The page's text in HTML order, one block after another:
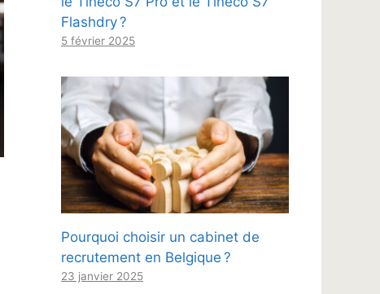
Flashdry ?
5 février 2025
Pourquoi choisir un cabinet de
recrutement en Belgique ?
23 janvier 2025